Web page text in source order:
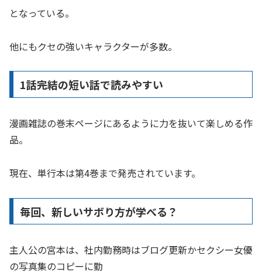
となっている。
他にもクセの強いキャラクターが多数。
1話完結の短い話で読みやすい
漫画雑誌の巻末ページにあるように力を抜いて楽しめる作
品。
現在、単行本は第4巻まで発売されています。
毎回、新しいサボり方が学べる？
主人公の宮本は、社内勤務時はブログ更新かセクシー女優
の写真集のコピーに勤